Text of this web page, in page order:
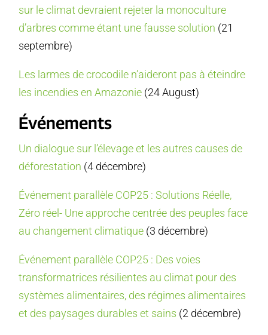
sur le climat devraient rejeter la monoculture
d’arbres comme étant une fausse solution (21
septembre)
Les larmes de crocodile n’aideront pas à éteindre
les incendies en Amazonie (24 August)
Événements
Un dialogue sur l’élevage et les autres causes de
déforestation (4 décembre)
Événement parallèle COP25 : Solutions Réelle,
Zéro réel- Une approche centrée des peuples face
au changement climatique (3 décembre)
Événement parallèle COP25 : Des voies
transformatrices résilientes au climat pour des
systèmes alimentaires, des régimes alimentaires
et des paysages durables et sains (2 décembre)